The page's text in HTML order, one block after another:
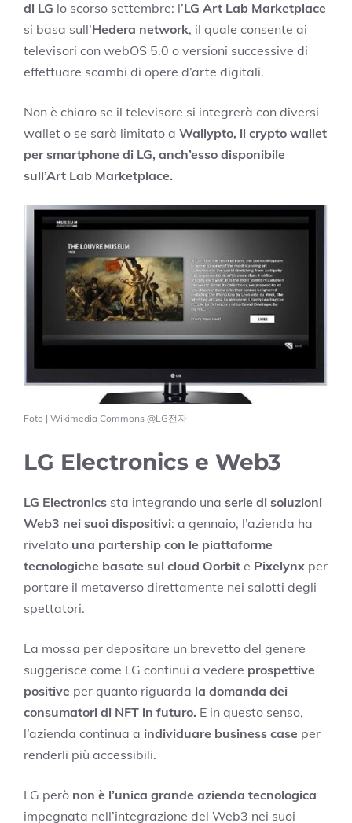
di LG lo scorso settembre: l’LG Art Lab Marketplace
si basa sull’Hedera network, il quale consente ai
televisori con webOS 5.0 o versioni successive di
effettuare scambi di opere d’arte digitali.
Non è chiaro se il televisore si integrerà con diversi
wallet o se sarà limitato a Wallypto, il crypto wallet
per smartphone di LG, anch’esso disponibile
sull’Art Lab Marketplace.
Foto | Wikimedia Commons @LG전자
LG Electronics e Web3
LG Electronics sta integrando una serie di soluzioni
Web3 nei suoi dispositivi: a gennaio, l’azienda ha
rivelato una partership con le piattaforme
tecnologiche basate sul cloud Oorbit e Pixelynx per
portare il metaverso direttamente nei salotti degli
spettatori.
La mossa per depositare un brevetto del genere
suggerisce come LG continui a vedere prospettive
positive per quanto riguarda la domanda dei
consumatori di NFT in futuro. E in questo senso,
l’azienda continua a individuare business case per
renderli più accessibili.
LG però non è l’unica grande azienda tecnologica
impegnata nell’integrazione del Web3 nei suoi